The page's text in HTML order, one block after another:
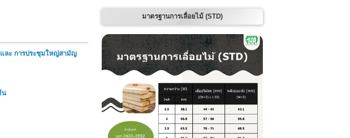
ละ การประชุมใหญ่สามัญ
น
มาตรฐานการเลื่อยไม้ (STD)